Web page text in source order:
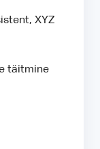
XYZ
täitmine